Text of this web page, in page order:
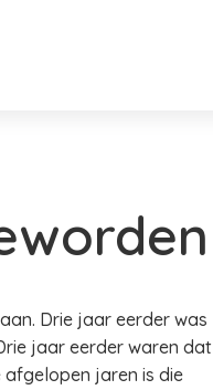
Drie jaar eerder was
jaar eerder waren dat
afgelopen jaren is die